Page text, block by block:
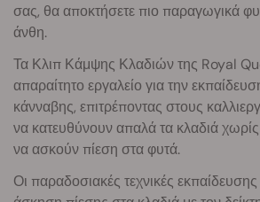
σας, θα αποκτήσετε πιο παραγωγικά
άνθη.
Τα Κλιπ Κάμψης Κλαδιών της Royal
απαραίτητο εργαλείο για την
κάνναβης, επιτρέποντας στους
να κατευθύνουν απαλά τα κλαδιά
να ασκούν πίεση στα φυτά.
Οι παραδοσιακές τεχνικές